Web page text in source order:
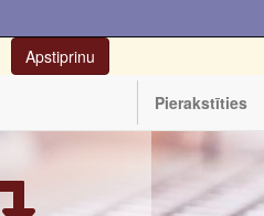
Apstiprinu
Pierakstīties